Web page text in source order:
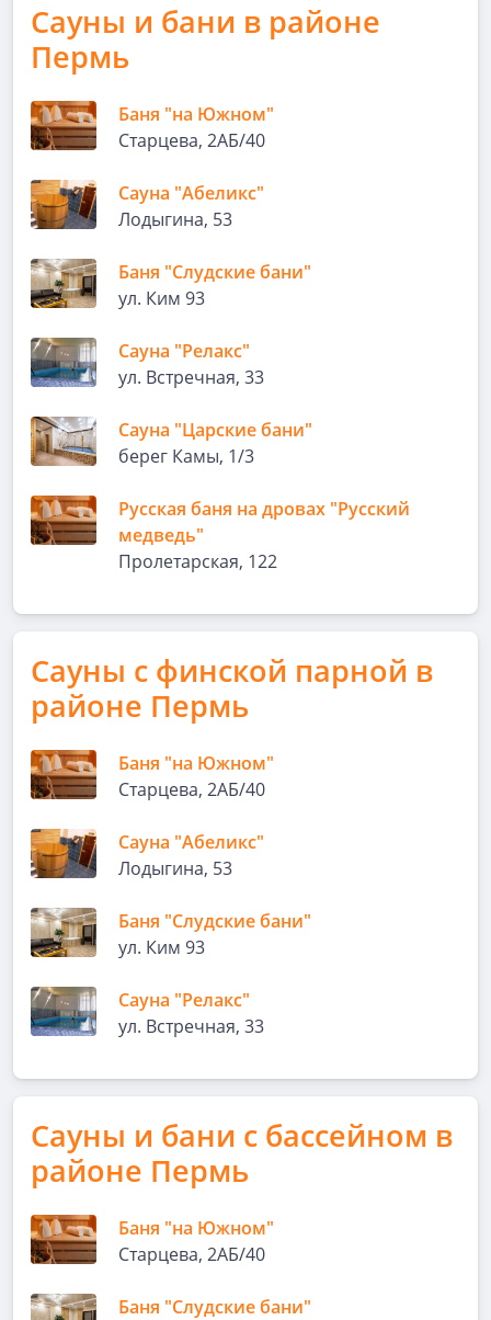
Сауны и бани в районе
Пермь
Баня "на Южном"
Старцева, 2АБ/40
Сауна "Абеликс"
Лодыгина, 53
Баня "Слудские бани"
ул. Ким 93
Сауна "Релакс"
ул. Встречная, 33
Сауна "Царские бани"
берег Камы, 1/3
Русская баня на дровах "Русский
медведь"
Пролетарская, 122
Сауны с финской парной в
районе Пермь
Баня "на Южном"
Старцева, 2АБ/40
Сауна "Абеликс"
Лодыгина, 53
Баня "Слудские бани"
ул. Ким 93
Сауна "Релакс"
ул. Встречная, 33
Сауны и бани с бассейном в
районе Пермь
Баня "на Южном"
Старцева, 2АБ/40
Баня "Слудские бани"